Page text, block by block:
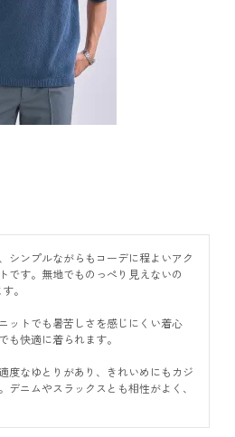
シンプルながらもコーデに程よいアク
です。無地でものっぺり見えないの
。
ットでも暑苦しさを感じにくい着心
も快適に着られます。
度なゆとりがあり、きれいめにもカジ
デニムやスラックスとも相性がよく、